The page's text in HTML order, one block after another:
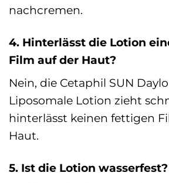
nachcremen.
4. Hinterlässt die Lotion
Film auf der Haut?
Nein, die Cetaphil SUN
Liposomale Lotion zieht
hinterlässt keinen fettigen
Haut.
5. Ist die Lotion wasserfest?